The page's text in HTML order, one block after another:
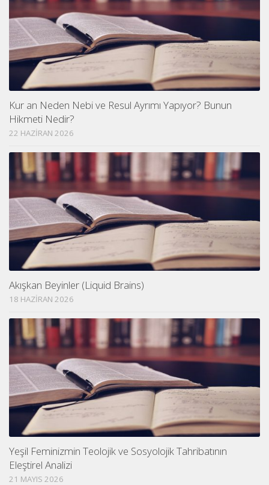
Kur an Neden Nebi ve Resul Ayrımı Yapıyor? Bunun
Hikmeti Nedir?
22 HAZIRAN 2026
Akışkan Beyinler (Liquid Brains)
18 HAZIRAN 2026
Yeşil Feminizmin Teolojik ve Sosyolojik Tahribatının
Eleştirel Analizi
21 MAYIS 2026